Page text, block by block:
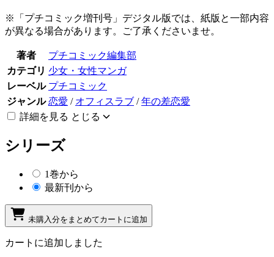
※「プチコミック増刊号」デジタル版では、紙版と一部内容
が異なる場合があります。ご了承くださいませ。
著者
プチコミック編集部
カテゴリ 少女・女性マンガ
レーベル プチコミック
ジャンル 恋愛 / オフィスラブ /年の差恋愛
詳細を見る とじる
シリーズ
1巻から
最新刊から
未購入分をまとめてカートに追加
カートに追加しました